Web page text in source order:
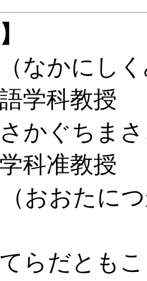
なかにし
学科教授
かぐちま
科准教授
おおたに
らだとも